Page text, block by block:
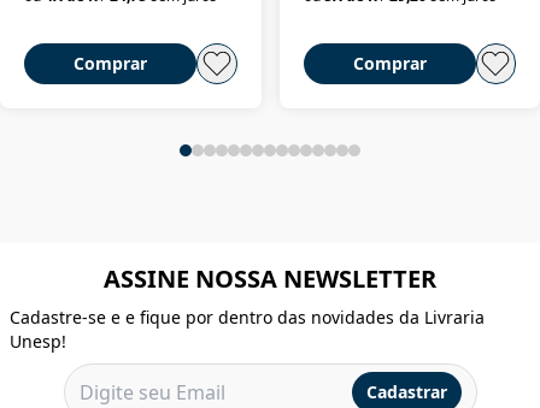
Comprar Comprar
ASSINE NOSSA NEWSLETTER
Cadastre-se e e fique por dentro das novidades da Livraria
Unesp!
Cadastrar